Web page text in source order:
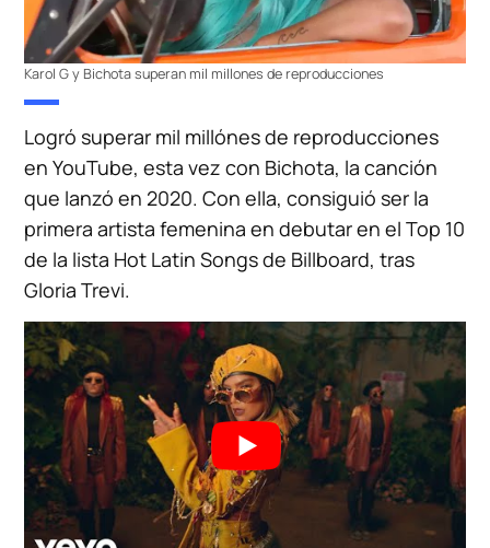
Karol G y Bichota superan mil millones de reproducciones
Logró superar mil millónes de reproducciones
en YouTube, esta vez con Bichota, la canción
que lanzó en 2020. Con ella, consiguió ser la
primera artista femenina en debutar en el Top 10
de la lista Hot Latin Songs de Billboard, tras
Gloria Trevi.